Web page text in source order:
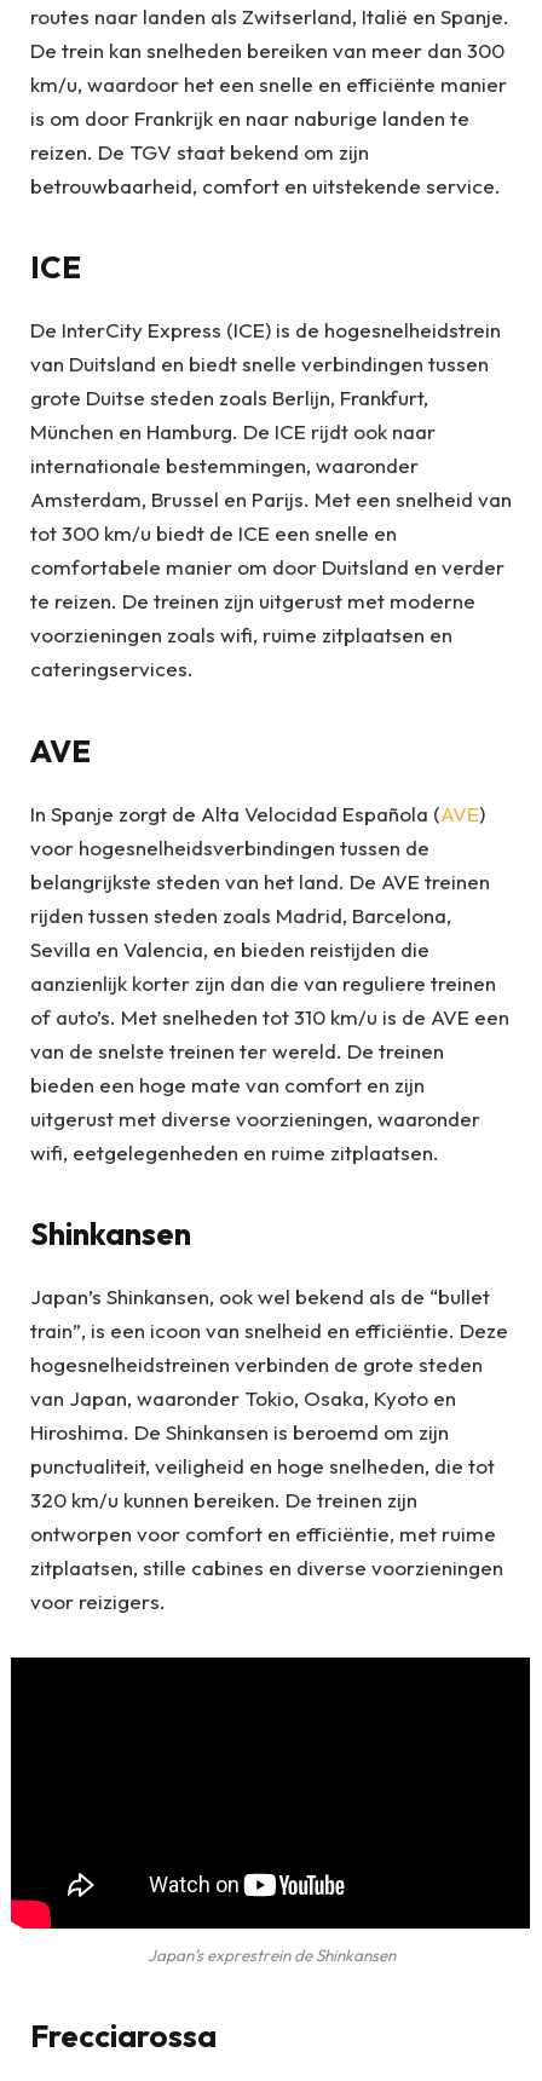
routes naar landen als Zwitserland, Italië en Spanje.
De trein kan snelheden bereiken van meer dan 300
km/u, waardoor het een snelle en efficiënte manier
is om door Frankrijk en naar naburige landen te
reizen. De TGV staat bekend om zijn
betrouwbaarheid, comfort en uitstekende service.
ICE
De InterCity Express (ICE) is de hogesnelheidstrein
van Duitsland en biedt snelle verbindingen tussen
grote Duitse steden zoals Berlijn, Frankfurt,
München en Hamburg. De ICE rijdt ook naar
internationale bestemmingen, waaronder
Amsterdam, Brussel en Parijs. Met een snelheid van
tot 300 km/u biedt de ICE een snelle en
comfortabele manier om door Duitsland en verder
te reizen. De treinen zijn uitgerust met moderne
voorzieningen zoals wifi, ruime zitplaatsen en
cateringservices.
AVE
In Spanje zorgt de Alta Velocidad Española (AVE)
voor hogesnelheidsverbindingen tussen de
belangrijkste steden van het land. De AVE treinen
rijden tussen steden zoals Madrid, Barcelona,
Sevilla en Valencia, en bieden reistijden die
aanzienlijk korter zijn dan die van reguliere treinen
of auto’s. Met snelheden tot 310 km/u is de AVE een
van de snelste treinen ter wereld. De treinen
bieden een hoge mate van comfort en zijn
uitgerust met diverse voorzieningen, waaronder
wifi, eetgelegenheden en ruime zitplaatsen.
Shinkansen
Japan’s Shinkansen, ook wel bekend als de “bullet
train”, is een icoon van snelheid en efficiëntie. Deze
hogesnelheidstreinen verbinden de grote steden
van Japan, waaronder Tokio, Osaka, Kyoto en
Hiroshima. De Shinkansen is beroemd om zijn
punctualiteit, veiligheid en hoge snelheden, die tot
320 km/u kunnen bereiken. De treinen zijn
ontworpen voor comfort en efficiëntie, met ruime
zitplaatsen, stille cabines en diverse voorzieningen
voor reizigers.
Japan’s exprestrein de Shinkansen
Frecciarossa